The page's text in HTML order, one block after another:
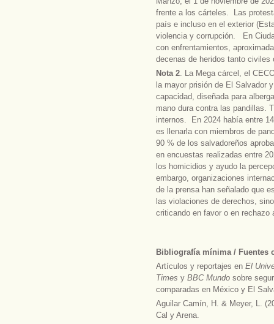
frente a los cárteles. Las
país e incluso en el exterior
violencia y corrupción. En
con enfrentamientos,
decenas de heridos tanto
Nota 2. La Mega cárcel, el
la mayor prisión de El Salvador
capacidad, diseñada para
mano dura contra las pandillas.
internos. En 2024 había entre
es llenarla con miembros de
90 % de los salvadoreños
en encuestas realizadas entre
los homicidios y ayudo la
embargo, organizaciones
de la prensa han señalado que
las violaciones de derechos,
criticando en favor o en rechazo
Bibliografía mínima / Fuentes
Artículos y reportajes en El
Times y BBC Mundo sobre
comparadas en México y El
Aguilar Camín, H. & Meyer, L.
Cal y Arena.